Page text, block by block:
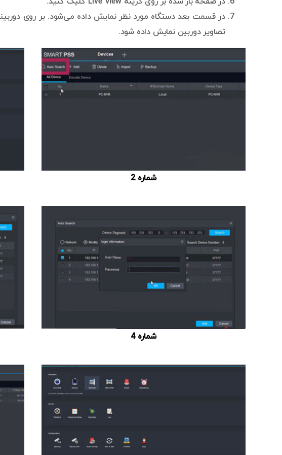
در قسمت بعد دستگاه مورد نظر نمایش داده می‌شود. بر روی
تصاویر دوربین نمایش داده شود.
شماره 2
شماره 4